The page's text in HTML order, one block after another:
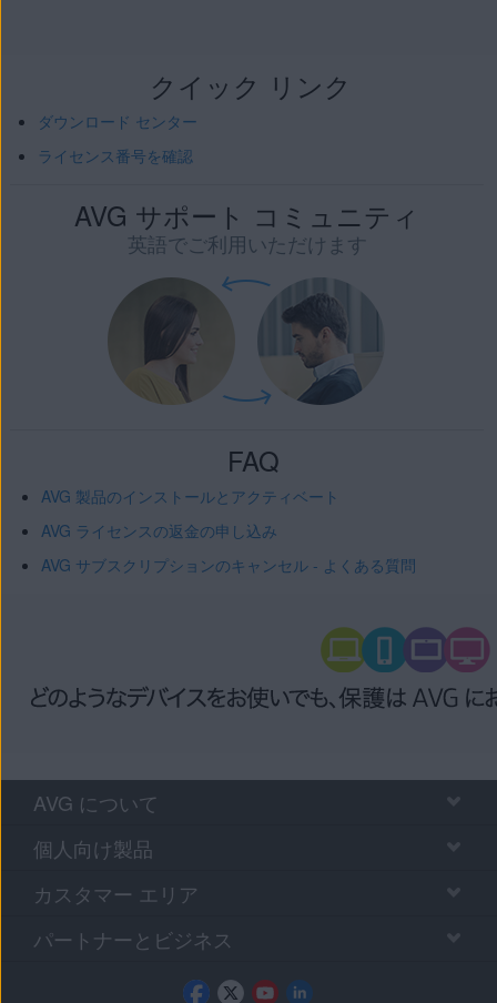
クイック リンク
ダウンロード センター
ライセンス番号を確認
AVG サポート コミュニティ
英語でご利用いただけます
FAQ
AVG 製品のインストールとアクティベート
AVG ライセンスの返金の申し込み
AVG サブスクリプションのキャンセル - よくある質問
AVG について
個人向け製品
カスタマー エリア
パートナーとビジネス